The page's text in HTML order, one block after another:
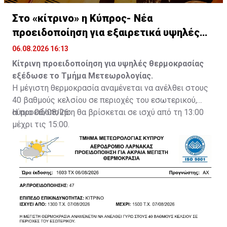
Στο «κίτρινο» η Κύπρος- Νέα
προειδοποίηση για εξαιρετικά υψηλές
θερμοκρασίες
06.08.2026 16:13
Κίτρινη προειδοποίηση για υψηλές θερμοκρασίας
εξέδωσε το Τμήμα Μετεωρολογίας.
Η μέγιστη θερμοκρασία αναμένεται να ανέλθει στους
40 βαθμούς κελσίου σε περιοχές του εσωτερικού,
αύριο 06/08/26.
Η προειδοποίηση θα βρίσκεται σε ισχύ από τη 13:00
μέχρι τις 15:00.